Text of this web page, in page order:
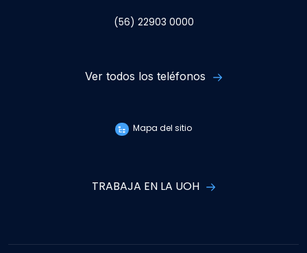
(56) 22903 0000
Ver todos los teléfonos
Mapa del sitio
TRABAJA EN LA UOH